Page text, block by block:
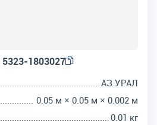
5323-1803027
АЗ УРАЛ
0.05 м × 0.05 м × 0.002 м
0.01 кг